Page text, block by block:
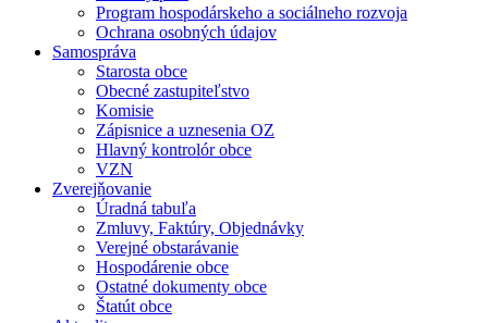
Program hospodárskeho a sociálneho rozvoja
Ochrana osobných údajov
Samospráva
Starosta obce
Obecné zastupiteľstvo
Komisie
Zápisnice a uznesenia OZ
Hlavný kontrolór obce
VZN
Zverejňovanie
Úradná tabuľa
Zmluvy, Faktúry, Objednávky
Verejné obstarávanie
Hospodárenie obce
Ostatné dokumenty obce
Štatút obce